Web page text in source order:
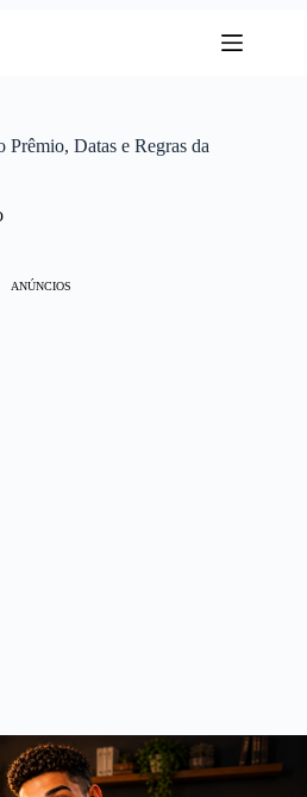
Datas e Regras da
ANÚNCIOS